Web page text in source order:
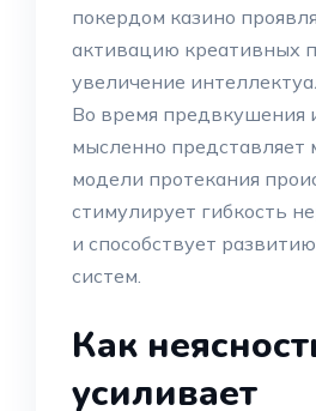
покердом казино
активацию креативных
увеличение
Во время предвкушения
мысленно представляет
модели протекания
стимулирует гибкость
и способствует
систем.
Как
усиливает